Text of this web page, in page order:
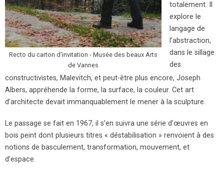
Recto du carton d'invitation - Musée des beaux Arts
de Vannes
totalement. Il
explore le
langage de
l’abstraction,
dans le sillage
des
constructivistes, Malevitch, et peut-être plus encore, Joseph
Albers, appréhende la forme, la surface, la couleur. Cet art
d’architecte devait immanquablement le mener à la sculpture.
Le passage se fait en 1967, il s’en suivra une série d’œuvres en
bois peint dont plusieurs titres « déstabilisation » renvoient à des
notions de basculement, transformation, mouvement, et
d’espace.